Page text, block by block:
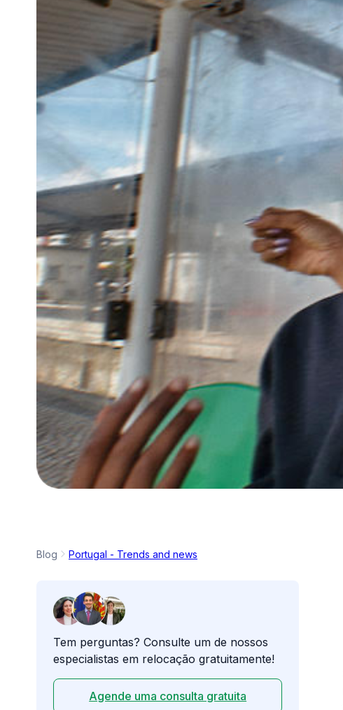
Blog Portugal - Trends and news
Tem perguntas? Consulte um de nossos
especialistas em relocação gratuitamente!
Agende uma consulta gratuita